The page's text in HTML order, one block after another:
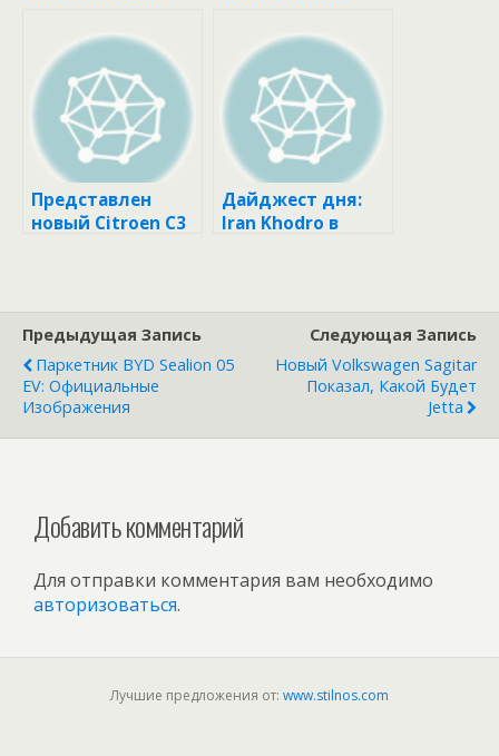
классических
черт
Представлен
новый Citroen C3
Дайджест дня:
Iran Khodro в
индустрии
Предыдущая Запись
Паркетник BYD Sealion 05
EV: Официальные
Изображения
Следующая Запись
Новый Volkswagen Sagitar
Показал, Какой Будет
Jetta
Добавить комментарий
Для отправки комментария вам необходимо
авторизоваться.
Лучшие предложения от: www.stilnos.com